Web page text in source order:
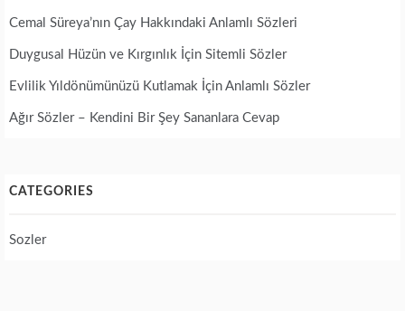
Cemal Süreya’nın Çay Hakkındaki Anlamlı Sözleri
Duygusal Hüzün ve Kırgınlık İçin Sitemli Sözler
Evlilik Yıldönümünüzü Kutlamak İçin Anlamlı Sözler
Ağır Sözler – Kendini Bir Şey Sananlara Cevap
CATEGORIES
Sozler